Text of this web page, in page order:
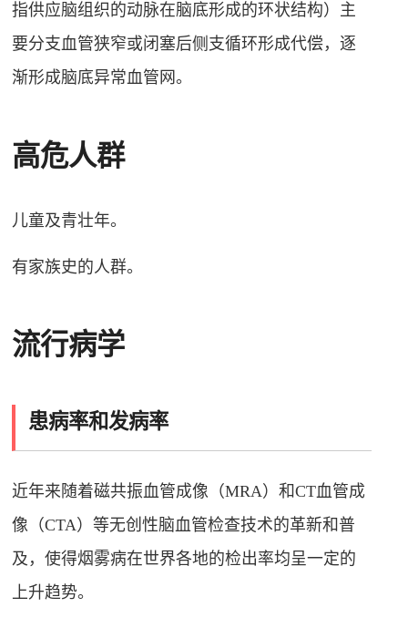
指供应脑组织的动脉在脑底形成的环状结构）主
要分支血管狭窄或闭塞后侧支循环形成代偿，逐
渐形成脑底异常血管网。
高危人群
儿童及青壮年。
有家族史的人群。
流行病学
患病率和发病率
近年来随着磁共振血管成像（MRA）和CT血管成
像（CTA）等无创性脑血管检查技术的革新和普
及，使得烟雾病在世界各地的检出率均呈一定的
上升趋势。